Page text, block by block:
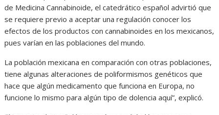
de Medicina Cannabinoide, el catedrático español advirtió que
se requiere previo a aceptar una regulación conocer los
efectos de los productos con cannabinoides en los mexicanos,
pues varían en las poblaciones del mundo.
La población mexicana en comparación con otras poblaciones,
tiene algunas alteraciones de poliformismos genéticos que
hace que algún medicamento que funciona en Europa, no
funcione lo mismo para algún tipo de dolencia aquí”, explicó.